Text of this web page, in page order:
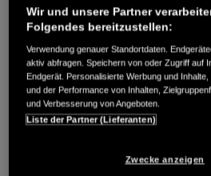
PROSPEKT HERUNTERLADEN
BROSCHÜRE
Wir und unsere Partner
Folgendes bereitzustellen:
Verwendung genauer Standortdaten.
aktiv abfragen. Speichern von oder Zugriff auf
Endgerät. Personalisierte Werbung und
und der Performance von Inhalten,
und Verbesserung von Angeboten.
Liste der Partner (Lieferanten)
Zwecke anzeigen